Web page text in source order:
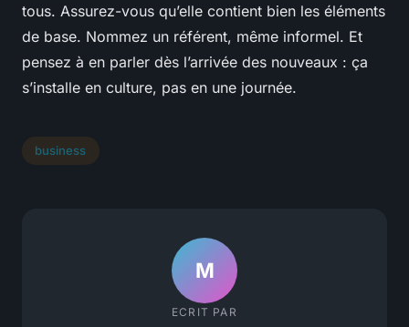
tous. Assurez-vous qu’elle contient bien les éléments
de base. Nommez un référent, même informel. Et
pensez à en parler dès l’arrivée des nouveaux : ça
s’installe en culture, pas en une journée.
business
M
ECRIT PAR